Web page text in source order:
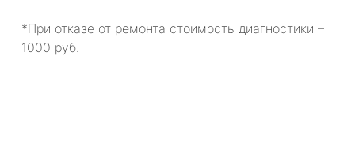
*При отказе от ремонта стоимость диагностики –
1000 руб.